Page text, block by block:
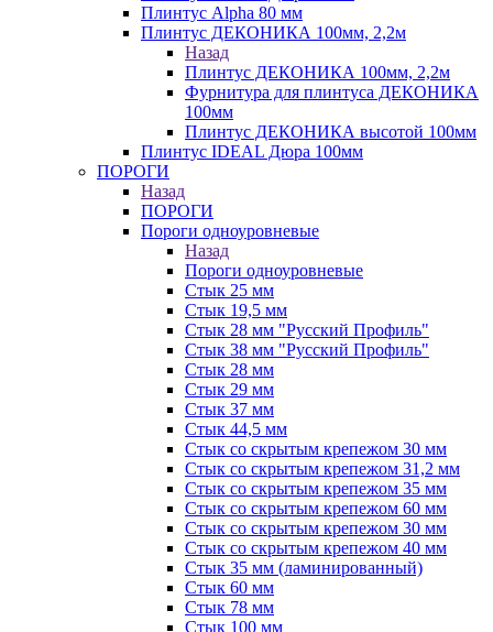
Плинтус Alpha 80 мм
Плинтус ДЕКОНИКА 100мм, 2,2м
Назад
Плинтус ДЕКОНИКА 100мм, 2,2м
Фурнитура для плинтуса ДЕКОНИКА
100мм
Плинтус ДЕКОНИКА высотой 100мм
Плинтус IDEAL Дюра 100мм
ПОРОГИ
Назад
ПОРОГИ
Пороги одноуровневые
Назад
Пороги одноуровневые
Стык 25 мм
Стык 19,5 мм
Стык 28 мм "Русский Профиль"
Стык 38 мм "Русский Профиль"
Стык 28 мм
Стык 29 мм
Стык 37 мм
Стык 44,5 мм
Стык со скрытым крепежом 30 мм
Стык со скрытым крепежом 31,2 мм
Стык со скрытым крепежом 35 мм
Стык со скрытым крепежом 60 мм
Стык со скрытым крепежом 30 мм
Стык со скрытым крепежом 40 мм
Стык 35 мм (ламинированный)
Стык 60 мм
Стык 78 мм
Стык 100 мм